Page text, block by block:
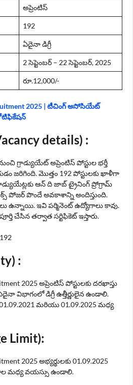
అప్రెంటిస్
192
ఏదైనా డిగ్రీ
2 సెప్టెంబర్ – 22 సెప్టెంబర్, 2025
రూ.12,000/-
2025 | టీచింగ్ అసోసియేట్
details) :
గ్రాడ్యుయేట్ అప్రెంటిస్ పోస్టుల భర్తీ
జరిగింది. మొత్తం 192 పోస్టులకు ఖాళీగా
ఆన్ ది జాబ్ ట్రైనింగ్ ప్రోగ్రామ్
పోజర్ పొందే అవకాశాన్ని అందిస్తుంది.
ఉన్నాయి. ఇవి పర్మినెంట్ ఉద్యోగాలు కావు.
చేసిన తర్వాత సర్టిఫికెట్ ఇస్తారు.
:
2025 అప్రెంటిస్ పోస్టులకు దరఖాస్తు
విభాగంలో డిగ్రీ ఉత్తీర్ణులైన ఉండాలి.
మరియు 01.09.2025 మధ్య
2025 అభ్యర్థులకు 01.09.2025
మధ్య వయస్సు ఉండాలి.